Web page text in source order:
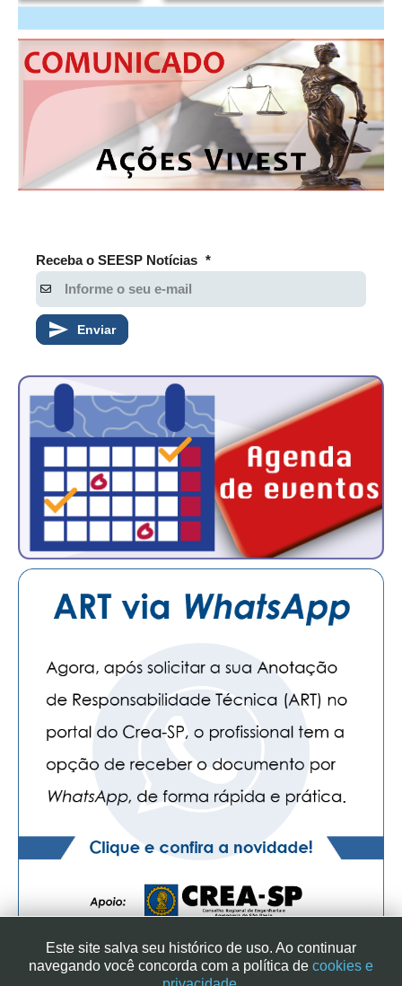
Receba o SEESP Notícias *
Enviar
Este site salva seu histórico de uso. Ao continuar
navegando você concorda com a política de cookies e